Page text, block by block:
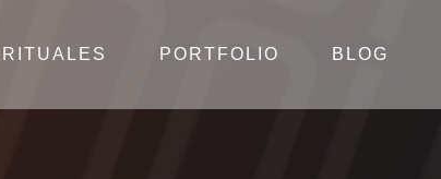
RITUALES PORTFOLIO BLOG